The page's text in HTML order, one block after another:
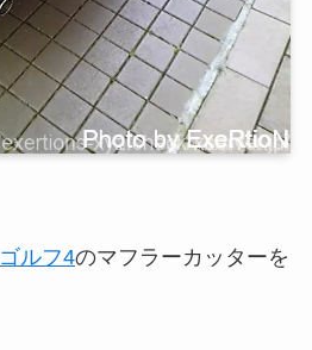
ゴルフ4のマフラーカッターを